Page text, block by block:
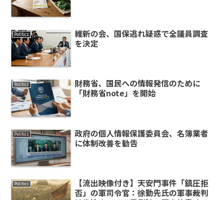
Politics
維新の会、国保逃れ疑惑で全議員調査
を決定
Politics
財務省、国民への情報発信のために
「財務省note」を開始
Politics
政府の個人情報保護委員会、名簿業者
に体制改善を勧告
Politics
【流出映像付き】天安門事件「鎮圧拒
否」の軍司令官：徐勤先氏の軍事裁判